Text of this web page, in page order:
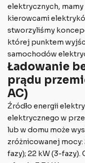
elektrycznych,
kierowcami
stworzyliśmy
której punktem
samochodów
Ładowanie
prądu
AC)
Źródło energii
elektrycznego w
lub w domu może
zróżnicowanej mocy:
fazy); 22 kW (3-